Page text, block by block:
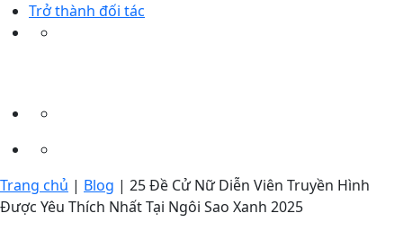
Trở thành đối tác
Trang chủ | Blog | 25 Đề Cử Nữ Diễn Viên Truyền Hình
Được Yêu Thích Nhất Tại Ngôi Sao Xanh 2025